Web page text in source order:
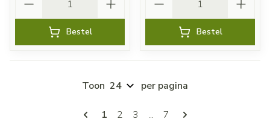
Bestel Bestel
Pagina's
U lees momenteel pagina
1 Pagina
2 Pagina
3 ... Pagina
7
Toon per pagina